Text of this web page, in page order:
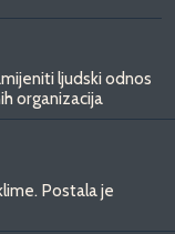
ljudski odnos
organizacija
Postala je